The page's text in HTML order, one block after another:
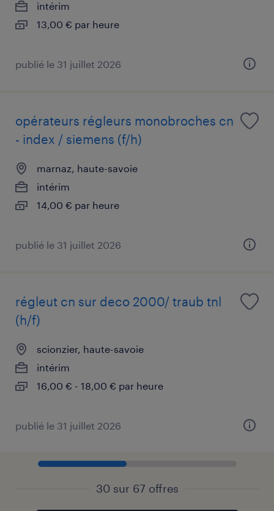
intérim
13,00 € par heure
publié le 31 juillet 2026
opérateurs régleurs monobroches cn
- index / siemens (f/h)
marnaz, haute-savoie
intérim
14,00 € par heure
publié le 31 juillet 2026
régleut cn sur deco 2000/ traub tnl
(h/f)
scionzier, haute-savoie
intérim
16,00 € - 18,00 € par heure
publié le 31 juillet 2026
30 sur 67 offres